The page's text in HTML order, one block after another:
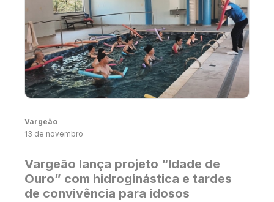
Vargeão
13 de novembro
Vargeão lança projeto “Idade de
Ouro” com hidroginástica e tardes
de convivência para idosos